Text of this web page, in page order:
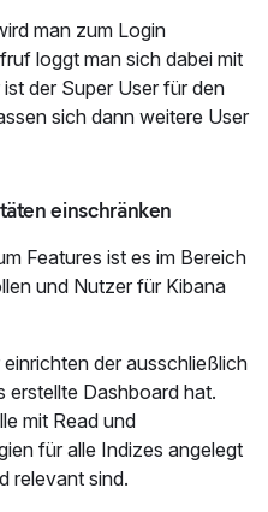
man zum Login
loggt man sich dabei mit
der Super User für den
sich dann weitere User
einschränken
Features ist es im Bereich
und Nutzer für Kibana
der ausschließlich
erstellte Dashboard hat.
mit Read und
für alle Indizes angelegt
relevant sind.